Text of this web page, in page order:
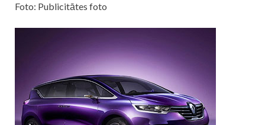
Foto: Publicitātes foto